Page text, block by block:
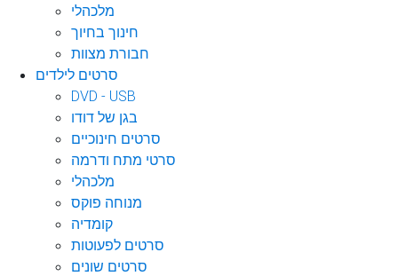
מלכהלי
חינוך בחיוך
חבורת מצוות
סרטים לילדים
DVD - USB
בגן של דודו
סרטים חינוכיים
סרטי מתח ודרמה
מלכהלי
מנוחה פוקס
קומדיה
סרטים לפעוטות
סרטים שונים